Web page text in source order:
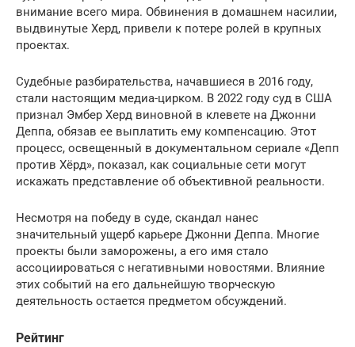
внимание всего мира. Обвинения в домашнем насилии,
выдвинутые Херд, привели к потере ролей в крупных
проектах.
Судебные разбирательства, начавшиеся в 2016 году,
стали настоящим медиа-цирком. В 2022 году суд в США
признал Эмбер Херд виновной в клевете на Джонни
Деппа, обязав ее выплатить ему компенсацию. Этот
процесс, освещенный в документальном сериале «Депп
против Хёрд», показал, как социальные сети могут
искажать представление об объективной реальности.
Несмотря на победу в суде, скандал нанес
значительный ущерб карьере Джонни Деппа. Многие
проекты были заморожены, а его имя стало
ассоциироваться с негативными новостями. Влияние
этих событий на его дальнейшую творческую
деятельность остается предметом обсуждений.
Рейтинг